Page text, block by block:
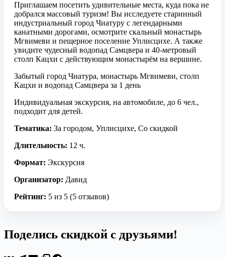
Приглашаем посетить удивительные места, куда пока не
добрался массовый туризм! Вы исследуете старинный
индустриальный город Чиатуру с легендарными
канатными дорогами, осмотрите скальный монастырь
Мгвимеви и пещерное поселение Уплисцихе. А также
увидите чудесный водопад Самцвера и 40-метровый
столп Кацхи с действующим монастырём на вершине.
Забытый город Чиатура, монастырь Мгвимеви, столп
Кацхи и водопад Самцвера за 1 день
Индивидуальная экскурсия, на автомобиле, до 6 чел.,
подходит для детей.
Тематика: За городом, Уплисцихе, Со скидкой
Длительность: 12 ч.
Формат: Экскурсия
Организатор: Давид
Рейтинг: 5 из 5 (5 отзывов)
Поделись скидкой с друзьями!